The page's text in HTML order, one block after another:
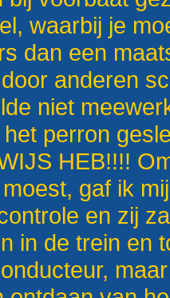
waarbij je
dan een
anderen
niet
perron
HEB!!!!
gaf ik
en zij
in de trein en